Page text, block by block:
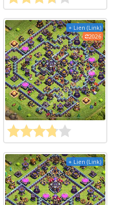
+ Lien (Link)
2026
+ Lien (Link)